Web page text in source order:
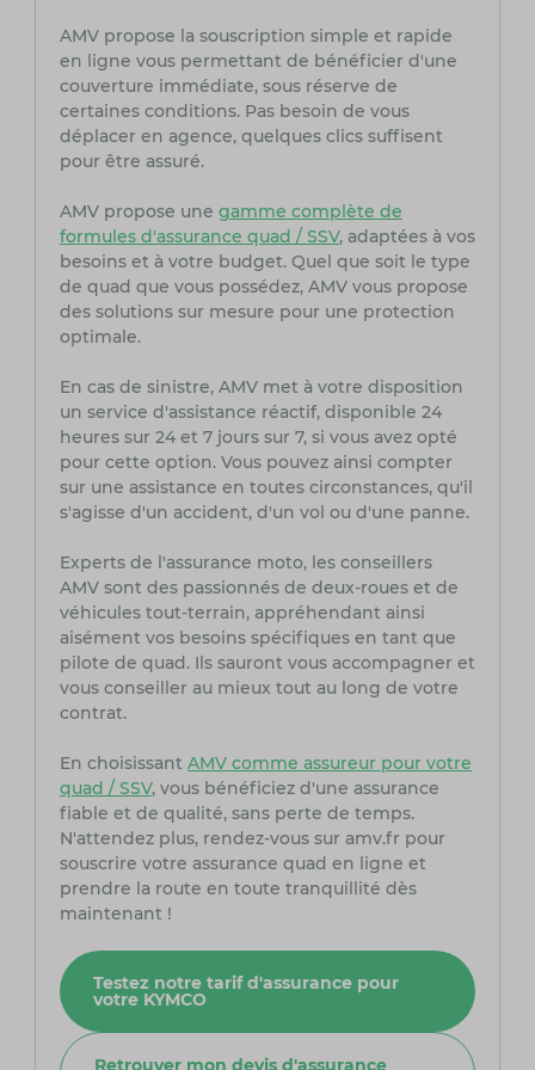
AMV propose la souscription simple et rapide
en ligne vous permettant de bénéficier d'une
couverture immédiate, sous réserve de
certaines conditions. Pas besoin de vous
déplacer en agence, quelques clics suffisent
pour être assuré.
AMV propose une gamme complète de
formules d'assurance quad / SSV, adaptées à vos
besoins et à votre budget. Quel que soit le type
de quad que vous possédez, AMV vous propose
des solutions sur mesure pour une protection
optimale.
En cas de sinistre, AMV met à votre disposition
un service d'assistance réactif, disponible 24
heures sur 24 et 7 jours sur 7, si vous avez opté
pour cette option. Vous pouvez ainsi compter
sur une assistance en toutes circonstances, qu'il
s'agisse d'un accident, d'un vol ou d'une panne.
Experts de l'assurance moto, les conseillers
AMV sont des passionnés de deux-roues et de
véhicules tout-terrain, appréhendant ainsi
aisément vos besoins spécifiques en tant que
pilote de quad. Ils sauront vous accompagner et
vous conseiller au mieux tout au long de votre
contrat.
En choisissant AMV comme assureur pour votre
quad / SSV, vous bénéficiez d'une assurance
fiable et de qualité, sans perte de temps.
N'attendez plus, rendez-vous sur amv.fr pour
souscrire votre assurance quad en ligne et
prendre la route en toute tranquillité dès
maintenant !
Testez notre tarif d'assurance pour
votre KYMCO
Retrouver mon devis d'assurance